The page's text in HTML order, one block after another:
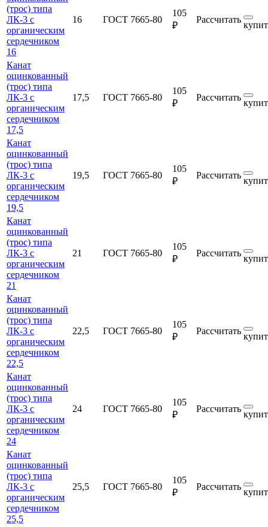
(трос) типа
ЛК-3 с
органическим
сердечником
16
16 ГОСТ 7665-80
105
₽
Рассчитать
Канат
оцинкованный
(трос) типа
ЛК-3 с
органическим
сердечником
17,5
17,5 ГОСТ 7665-80
105
₽
Рассчитать
Канат
оцинкованный
(трос) типа
ЛК-3 с
органическим
сердечником
19,5
19,5 ГОСТ 7665-80
105
₽
Рассчитать
Канат
оцинкованный
(трос) типа
ЛК-3 с
органическим
сердечником
21
21 ГОСТ 7665-80
105
₽
Рассчитать
Канат
оцинкованный
(трос) типа
ЛК-3 с
органическим
сердечником
22,5
22,5 ГОСТ 7665-80
105
₽
Рассчитать
Канат
оцинкованный
(трос) типа
ЛК-3 с
органическим
сердечником
24
24 ГОСТ 7665-80
105
₽
Рассчитать
Канат
оцинкованный
(трос) типа
ЛК-3 с
органическим
сердечником
25,5
25,5 ГОСТ 7665-80
105
₽
Рассчитать